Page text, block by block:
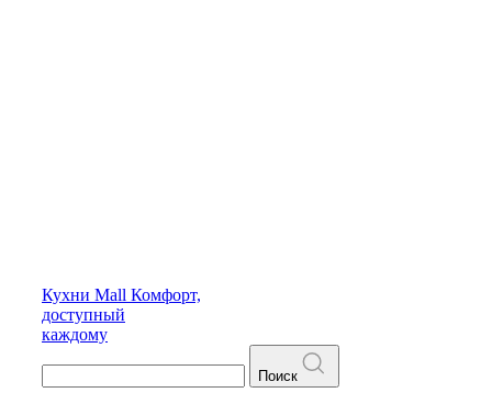
Кухни Mall Комфорт,
доступный
каждому
Поиск